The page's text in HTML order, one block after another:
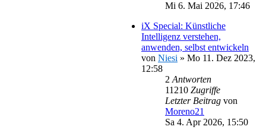
Mi 6. Mai 2026, 17:46
iX Special: Künstliche
Intelligenz verstehen,
anwenden, selbst entwickeln
von Niesi » Mo 11. Dez 2023,
12:58
2 Antworten
11210 Zugriffe
Letzter Beitrag von
Moreno21
Sa 4. Apr 2026, 15:50